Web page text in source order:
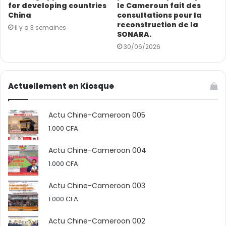
par des projections populaires et des programmes
spéciaux autour du 7ᵉ art, tout cela contribue à faire
fructifier le box-office chinois de manière générale.
d’entrées, d’autres productions comme Blades of the
Guardians, Panda Plan : The Magical Tribe et Per aspera
ad astra sont également appréciées du public.
(Source : CGTN Français / Photo : VCG)
for developing countries
China
il y a 3 semaines
le Cameroun fait des
consultations pour la
reconstruction de la
SONARA.
30/06/2026
Actuellement en Kiosque
Actu Chine-Cameroon 005
1.000 CFA
Actu Chine-Cameroon 004
1.000 CFA
Actu Chine-Cameroon 003
1.000 CFA
Actu Chine-Cameroon 002